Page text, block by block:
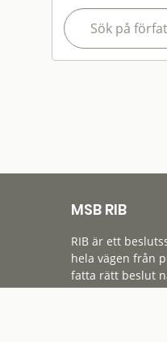
MSB RIB
RIB är ett
hela vägen från
fatta rätt beslut